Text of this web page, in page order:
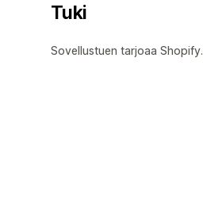
Tuki
Sovellustuen tarjoaa Shopify.